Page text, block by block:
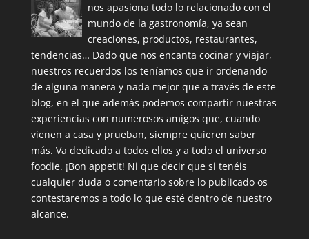
nos apasiona todo lo relacionado con el
mundo de la gastronomía, ya sean
creaciones, productos, restaurantes,
tendencias… Dado que nos encanta cocinar y viajar,
nuestros recuerdos los teníamos que ir ordenando
de alguna manera y nada mejor que a través de este
blog, en el que además podemos compartir nuestras
experiencias con numerosos amigos que, cuando
vienen a casa y prueban, siempre quieren saber
más. Va dedicado a todos ellos y a todo el universo
foodie. ¡Bon appetit! Ni que decir que si tenéis
cualquier duda o comentario sobre lo publicado os
contestaremos a todo lo que esté dentro de nuestro
alcance.